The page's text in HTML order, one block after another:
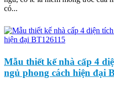
có...
Mẫu thiết kế nhà cấp 4
ngủ phong cách hiện đại